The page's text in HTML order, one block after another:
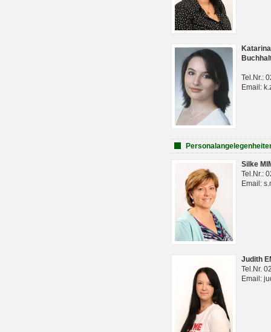
Tel.Nr.:
Email:
Silke
Tel.Nr.:
Email:
Judith
Tel.Nr.
Email: